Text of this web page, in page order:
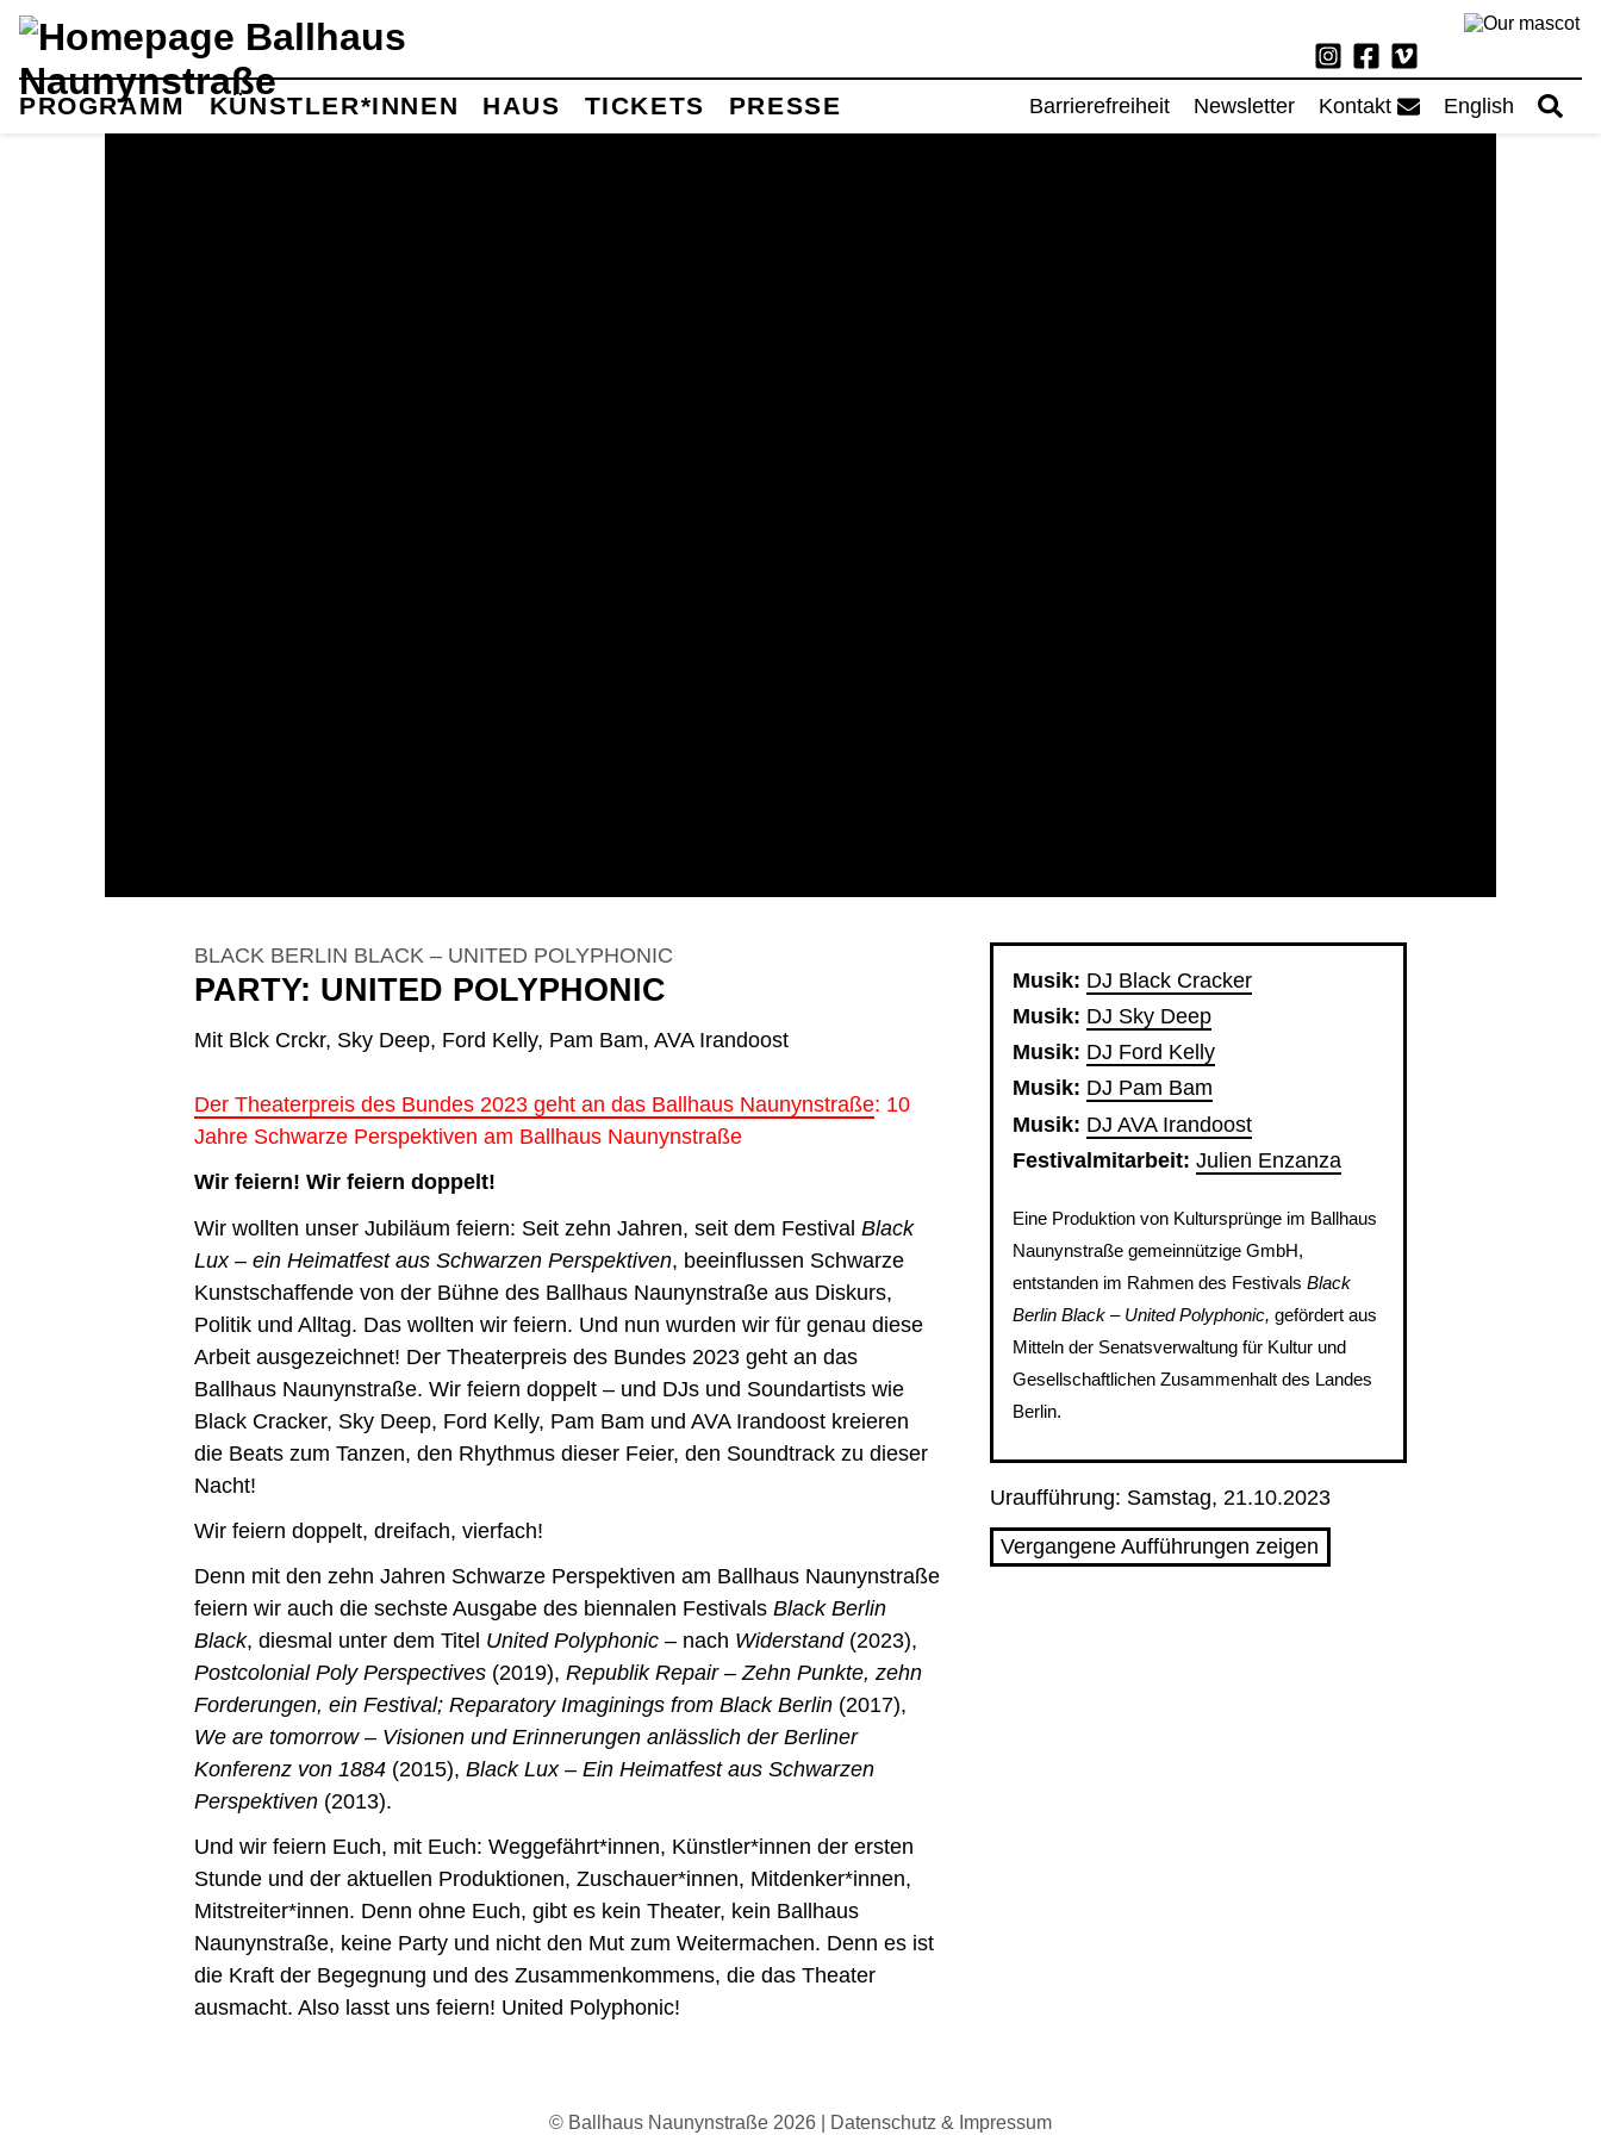
PROGRAMM KÜNSTLER*INNEN HAUS TICKETS PRESSE Barrierefreiheit Newsletter Kontakt English
BLACK BERLIN BLACK – UNITED POLYPHONIC
PARTY: UNITED POLYPHONIC
Mit Blck Crckr, Sky Deep, Ford Kelly, Pam Bam, AVA Irandoost
Der Theaterpreis des Bundes 2023 geht an das Ballhaus Naunynstraße: 10
Jahre Schwarze Perspektiven am Ballhaus Naunynstraße
Wir feiern! Wir feiern doppelt!
Wir wollten unser Jubiläum feiern: Seit zehn Jahren, seit dem Festival Black
Lux – ein Heimatfest aus Schwarzen Perspektiven, beeinflussen Schwarze
Kunstschaffende von der Bühne des Ballhaus Naunynstraße aus Diskurs,
Politik und Alltag. Das wollten wir feiern. Und nun wurden wir für genau diese
Arbeit ausgezeichnet! Der Theaterpreis des Bundes 2023 geht an das
Ballhaus Naunynstraße. Wir feiern doppelt – und DJs und Soundartists wie
Black Cracker, Sky Deep, Ford Kelly, Pam Bam und AVA Irandoost kreieren
die Beats zum Tanzen, den Rhythmus dieser Feier, den Soundtrack zu dieser
Nacht!
Wir feiern doppelt, dreifach, vierfach!
Denn mit den zehn Jahren Schwarze Perspektiven am Ballhaus Naunynstraße
feiern wir auch die sechste Ausgabe des biennalen Festivals Black Berlin
Black, diesmal unter dem Titel United Polyphonic – nach Widerstand(2023),
Postcolonial Poly Perspectives (2019), Republik Repair – Zehn Punkte, zehn
Forderungen, ein Festival; Reparatory Imaginings from Black Berlin (2017),
We are tomorrow – Visionen und Erinnerungen anlässlich der Berliner
Konferenz von 1884 (2015), Black Lux – Ein Heimatfest aus Schwarzen
Perspektiven (2013).
Und wir feiern Euch, mit Euch: Weggefährt*innen, Künstler*innen der ersten
Stunde und der aktuellen Produktionen, Zuschauer*innen, Mitdenker*innen,
Mitstreiter*innen. Denn ohne Euch, gibt es kein Theater, kein Ballhaus
Naunynstraße, keine Party und nicht den Mut zum Weitermachen. Denn es ist
die Kraft der Begegnung und des Zusammenkommens, die das Theater
ausmacht. Also lasst uns feiern! United Polyphonic!
Musik: DJ Black Cracker
Musik: DJ Sky Deep
Musik: DJ Ford Kelly
Musik: DJ Pam Bam
Musik: DJ AVA Irandoost
Festivalmitarbeit: Julien Enzanza
Eine Produktion von Kultursprünge im Ballhaus
Naunynstraße gemeinnützige GmbH,
entstanden im Rahmen des Festivals Black
Berlin Black – United Polyphonic, gefördert aus
Mitteln der Senatsverwaltung für Kultur und
Gesellschaftlichen Zusammenhalt des Landes
Berlin.
Uraufführung: Samstag, 21.10.2023
Vergangene Aufführungen zeigen
© Ballhaus Naunynstraße 2026 | Datenschutz & Impressum